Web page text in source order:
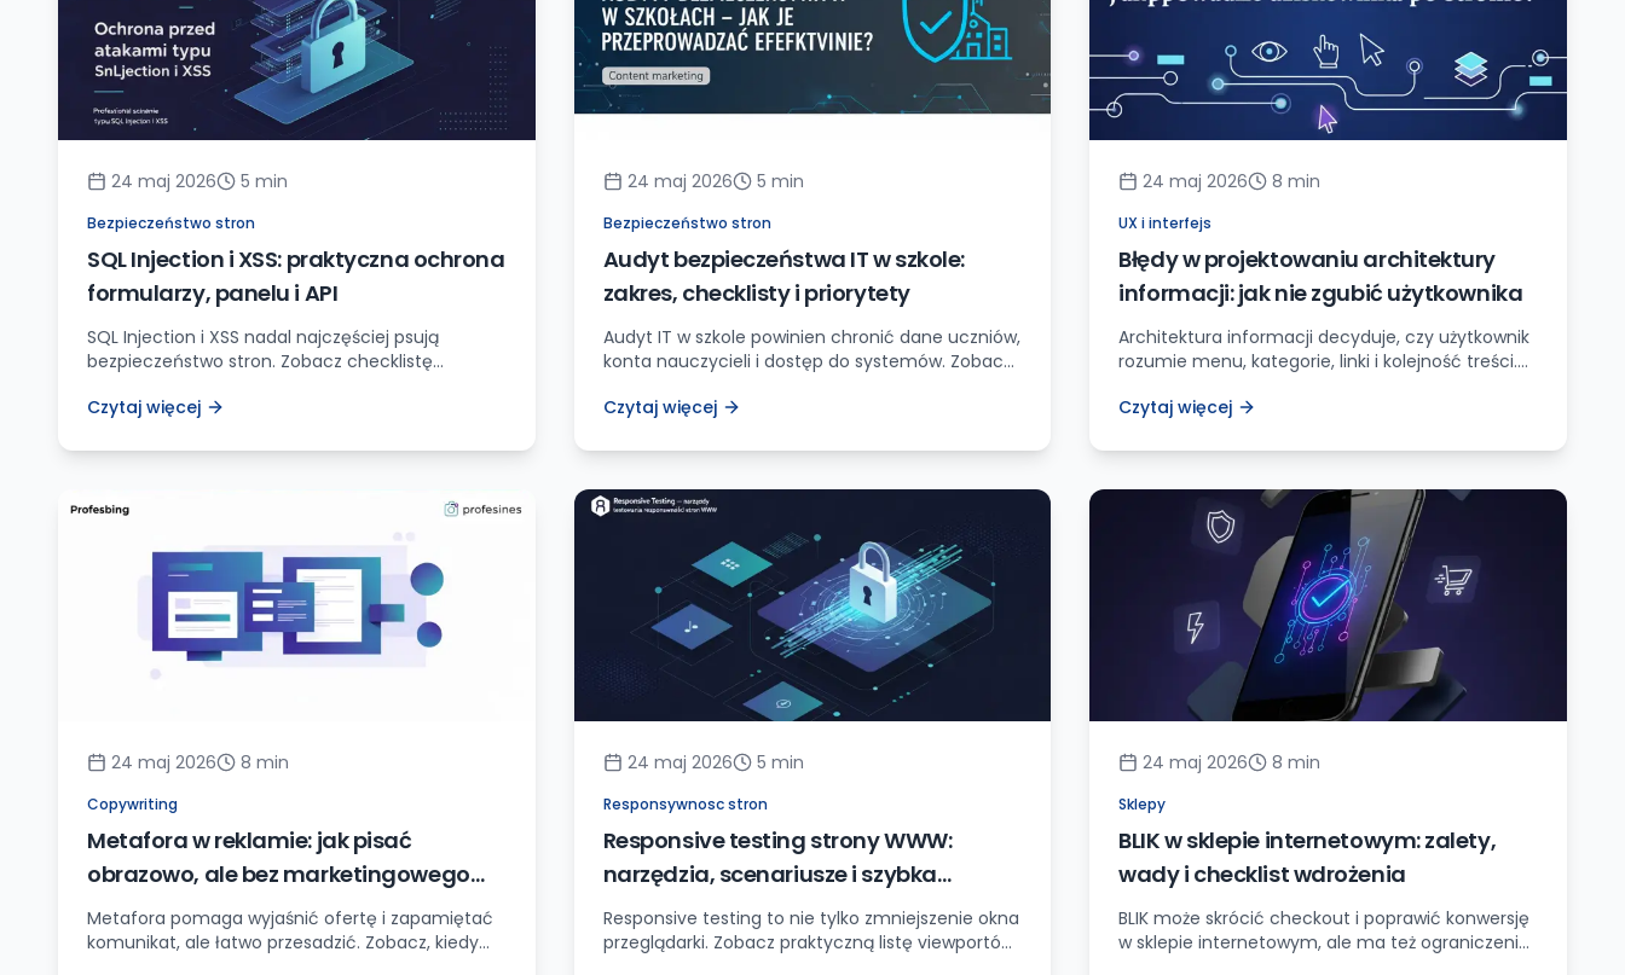
24 maj 2026 5 min
Bezpieczeństwo stron
SQL Injection i XSS: praktyczna ochrona
formularzy, panelu i API
SQL Injection i XSS nadal najczęściej psują
bezpieczeństwo stron. Zobacz checklistę
i proces, który warto wdrożyć przed publikacją
Czytaj więcej
24 maj 2026 5 min
Bezpieczeństwo stron
Audyt bezpieczeństwa IT w szkole:
zakres, checklisty i priorytety
Audyt IT w szkole powinien chronić dane uczniów,
konta nauczycieli i dostęp do systemów. Zobacz
działań po audycie.
Czytaj więcej
24 maj 2026 8 min
UX i interfejs
Błędy w projektowaniu architektury
informacji: jak nie zgubić użytkownika
Architektura informacji decyduje, czy użytkownik
rozumie menu, kategorie, linki i kolejność treści.
firmowych, sklepach i blogach oraz praktyczną
Czytaj więcej
24 maj 2026 8 min
Copywriting
Metafora w reklamie: jak pisać
obrazowo, ale bez marketingowego
bełkotu
Metafora pomaga wyjaśnić ofertę i zapamiętać
komunikat, ale łatwo przesadzić. Zobacz, kiedy
24 maj 2026 5 min
Responsywnosc stron
Responsive testing strony WWW:
narzędzia, scenariusze i szybka
checklista QA
Responsive testing to nie tylko zmniejszenie okna
przeglądarki. Zobacz praktyczną listę viewportów,
24 maj 2026 8 min
Sklepy
BLIK w sklepie internetowym: zalety,
wady i checklist wdrożenia
BLIK może skrócić checkout i poprawić konwersję
w sklepie internetowym, ale ma też ograniczenia.